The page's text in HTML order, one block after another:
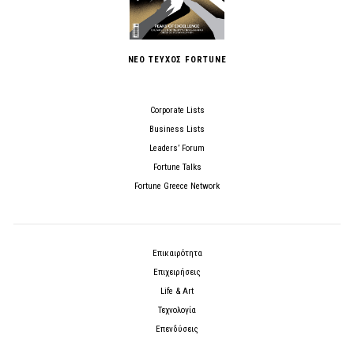
ΝΕΟ ΤΕΥΧΟΣ FORTUNE
Corporate Lists
Business Lists
Leaders’ Forum
Fortune Talks
Fortune Greece Network
Επικαιρότητα
Επιχειρήσεις
Life & Art
Τεχνολογία
Επενδύσεις